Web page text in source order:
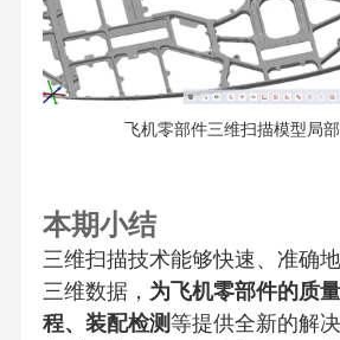
飞机零部件三维扫描模型局
本期小结
三维扫描技术能够快速、准确
三维数据， 为飞机零部件的质
程、装配检测等提供全新的解